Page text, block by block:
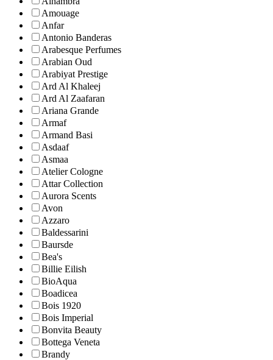
Amouage
Anfar
Antonio Banderas
Arabesque Perfumes
Arabian Oud
Arabiyat Prestige
Ard Al Khaleej
Ard Al Zaafaran
Ariana Grande
Armaf
Armand Basi
Asdaaf
Asmaa
Atelier Cologne
Attar Collection
Aurora Scents
Avon
Azzaro
Baldessarini
Baursde
Bea's
Billie Eilish
BioAqua
Boadicea
Bois 1920
Bois Imperial
Bonvita Beauty
Bottega Veneta
Brandy